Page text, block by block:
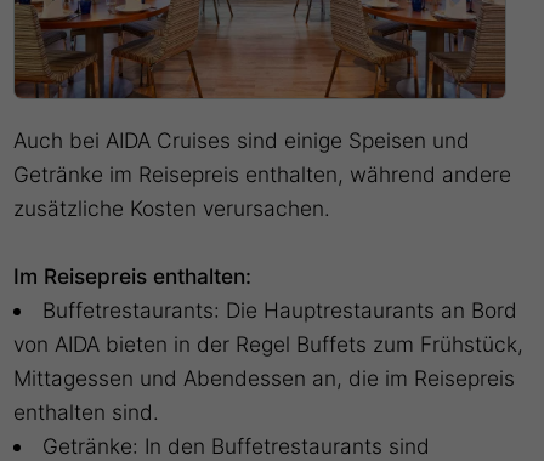
Auch bei AIDA Cruises sind einige Speisen und
Getränke im Reisepreis enthalten, während andere
zusätzliche Kosten verursachen.
Im Reisepreis enthalten:
Buffetrestaurants: Die Hauptrestaurants an Bord
von AIDA bieten in der Regel Buffets zum Frühstück,
Mittagessen und Abendessen an, die im Reisepreis
enthalten sind.
Getränke: In den Buffetrestaurants sind